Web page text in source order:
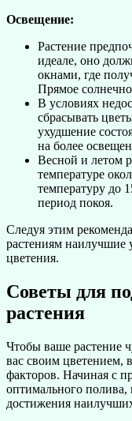
Освещение:
Растение
идеале, оно
окнами, где
Прямое
В условиях
сбрасывать
ухудшение
на более
Весной и летом
температуре
температуру до
период покоя.
Следуя этим
растениям наилучшие
цветения.
Советы для
растения
Чтобы ваше растение
вас своим цветением,
факторов. Начиная с
оптимального полива,
достижения наилучших